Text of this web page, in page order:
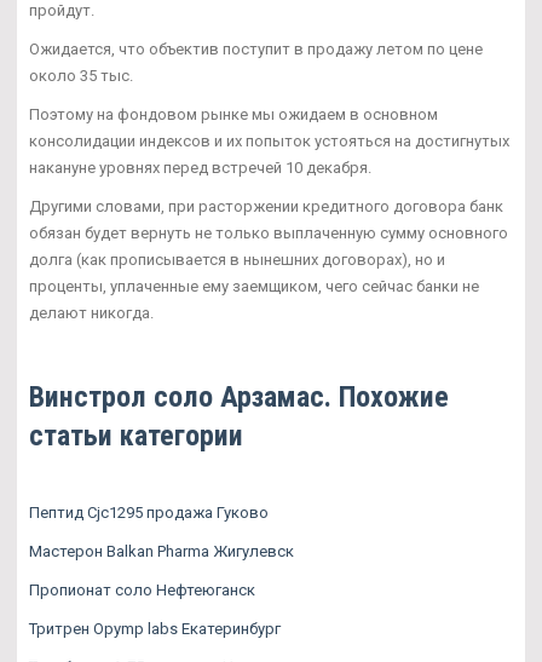
пройдут.
Ожидается, что объектив поступит в продажу летом по цене
около 35 тыс.
Поэтому на фондовом рынке мы ожидаем в основном
консолидации индексов и их попыток устояться на достигнутых
накануне уровнях перед встречей 10 декабря.
Другими словами, при расторжении кредитного договора банк
обязан будет вернуть не только выплаченную сумму основного
долга (как прописывается в нынешних договорах), но и
проценты, уплаченные ему заемщиком, чего сейчас банки не
делают никогда.
Винстрол соло Арзамас. Похожие
статьи категории
Пептид Cjc1295 продажа Гуково
Мастерон Balkan Pharma Жигулевск
Пропионат соло Нефтеюганск
Тритрен Opymp labs Екатеринбург